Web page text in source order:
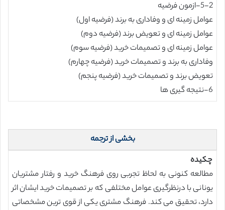
5-2-ازمون فرضیه
عوامل زمینه ای و وفاداری به برند (فرضیه اول)
عوامل زمینه ای و تعویض برند (فرضیه دوم)
عوامل زمینه ای و تصمیمات خرید (فرضیه سوم)
وفاداری به برند و تصمیمات خرید (فرضیه چهارم)
تعویض برند و تصمیمات خرید (فرضیه پنجم)
6-نتیجه گیری ها
بخشی از ترجمه
چکیده
مطالعه کنونی به لحاظ تجربی روی فرهنگ خرید و رفتار مشتریان
یونانی با درنظرگیری عوامل مختلفی که بر تصمیمات خرید ایشان اثر
دارد، تحقیق می کند. فرهنگ مشتری یکی از قوی ترین مشخصاتی